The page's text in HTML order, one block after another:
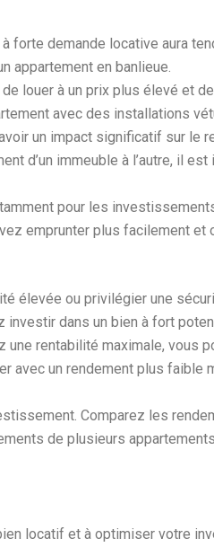
forte demande locative aura
appartement en banlieue.
louer à un prix plus élevé et
avec des installations
un impact significatif sur
d’un immeuble à l’autre, il
pour les
emprunter plus facilement et
ou privilégier une
dans un bien à fort
rentabilité maximale, vous
un rendement plus faible
Comparez les
de plusieurs
locatif et à optimiser votre